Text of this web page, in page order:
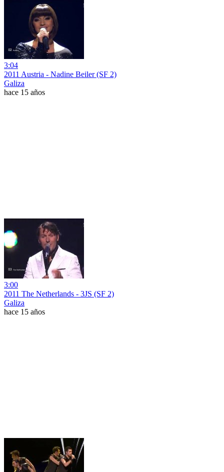
3:04
2011 Austria - Nadine Beiler (SF 2)
Galiza
hace 15 años
3:00
2011 The Netherlands - 3JS (SF 2)
Galiza
hace 15 años